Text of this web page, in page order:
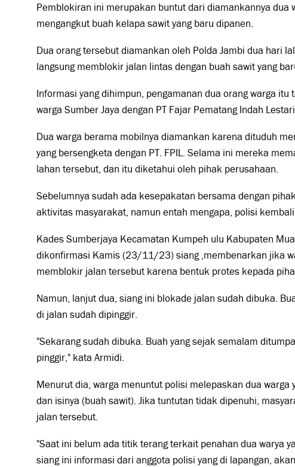
Pemblokiran ini merupakan buntut dari diamankannya dua
mengangkut buah kelapa sawit yang baru dipanen.
Dua orang tersebut diamankan oleh Polda Jambi dua hari
langsung memblokir jalan lintas dengan buah sawit yang
Informasi yang dihimpun, pengamanan dua orang warga
warga Sumber Jaya dengan PT Fajar Pematang Indah
Dua warga berama mobilnya diamankan karena dituduh
yang bersengketa dengan PT. FPIL. Selama ini mereka
lahan tersebut, dan itu diketahui oleh pihak perusahaan.
Sebelumnya sudah ada kesepakatan bersama dengan
aktivitas masyarakat, namun entah mengapa, polisi
Kades Sumberjaya Kecamatan Kumpeh ulu Kabupaten
dikonfirmasi Kamis (23/11/23) siang ,membenarkan jika
memblokir jalan tersebut karena bentuk protes kepada
Namun, lanjut dua, siang ini blokade jalan sudah dibuka.
di jalan sudah dipinggir.
"Sekarang sudah dibuka. Buah yang sejak semalam
pinggir," kata Armidi.
Menurut dia, warga menuntut polisi melepaskan dua warga
dan isinya (buah sawit). Jika tuntutan tidak dipenuhi,
jalan tersebut.
"Saat ini belum ada titik terang terkait penahan dua warya
siang ini informasi dari anggota polisi yang di lapangan,